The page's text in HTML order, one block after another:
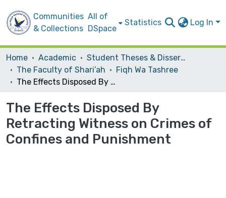
Communities
& Collections
All of
DSpace
Statistics Log In
Home Academic
Student Theses & Dissertations
The Faculty of Shari’ah
Fiqh Wa Tashree
The Effects Disposed By Retracting Witness on Crimes of Confines and Punishment
The Effects Disposed By
Retracting Witness on Crimes of
Confines and Punishment